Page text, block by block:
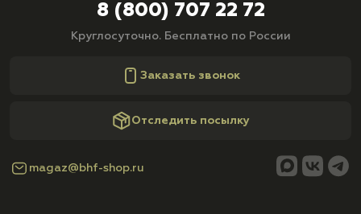
8 (800) 707 22 72
Круглосуточно. Бесплатно по России
Заказать звонок
Отследить посылку
magaz@bhf-shop.ru